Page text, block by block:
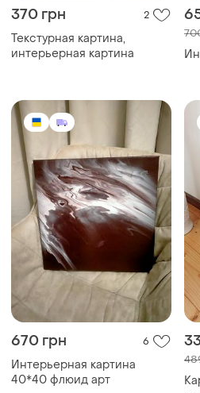
670 грн
Интерьерная картина
40*40 флюид арт
ТОП объявлений